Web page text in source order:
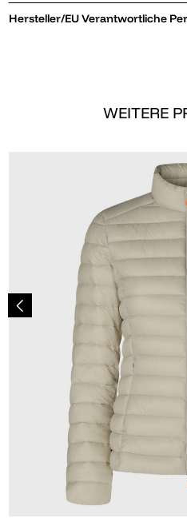
Hersteller/EU Verantwortliche
WEITERE
179,00 €